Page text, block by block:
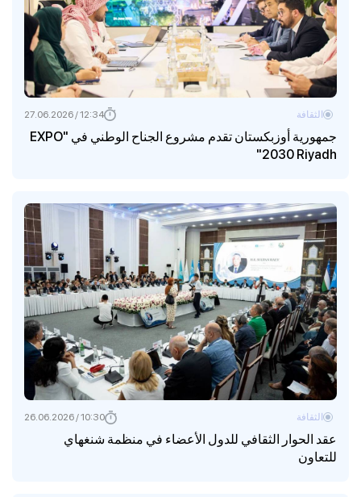
جمهورية أوزبكستان تقدم مشروع الجناح الوطني في "EXPO
2030 Riyadh"
الثقافة 12:34 / 27.06.2026
عقد الحوار الثقافي للدول الأعضاء في منظمة شنغهاي
للتعاون
الثقافة 10:30 / 26.06.2026